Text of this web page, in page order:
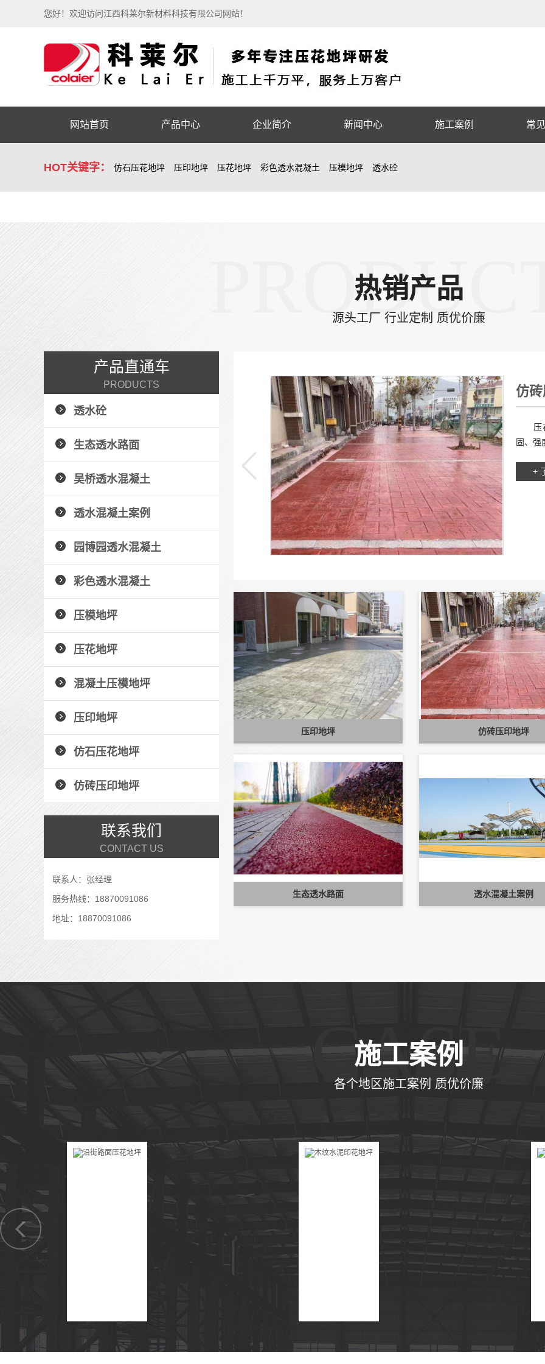
您好！欢迎访问江西科莱尔新材料科技有限公司网站！
网站首页 产品中心 企业简介 新闻中心 施工案例 常
HOT关键字： 仿石压花地坪 压印地坪 压花地坪 彩色透水混凝土 压模地坪 透水砼
热销产品
源头工厂 行业定制 质优价廉
产品直通车
PRODUCTS
透水砼
生态透水路面
吴桥透水混凝土
透水混凝土案例
园博园透水混凝土
彩色透水混凝土
压模地坪
压花地坪
混凝土压模地坪
压印地坪
仿石压花地坪
仿砖压印地坪
联系我们
CONTACT US
联系人：张经理
服务热线：18870091086
地址：18870091086
园博园透水混凝土
+ 了解详情 +
仿
压花
固、强
+
压印地坪 仿砖压印地坪
生态透水路面 透水混凝土案例
CASE
施工案例
各个地区施工案例 质优价廉